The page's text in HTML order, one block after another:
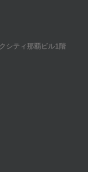
シティ那覇ビル1階